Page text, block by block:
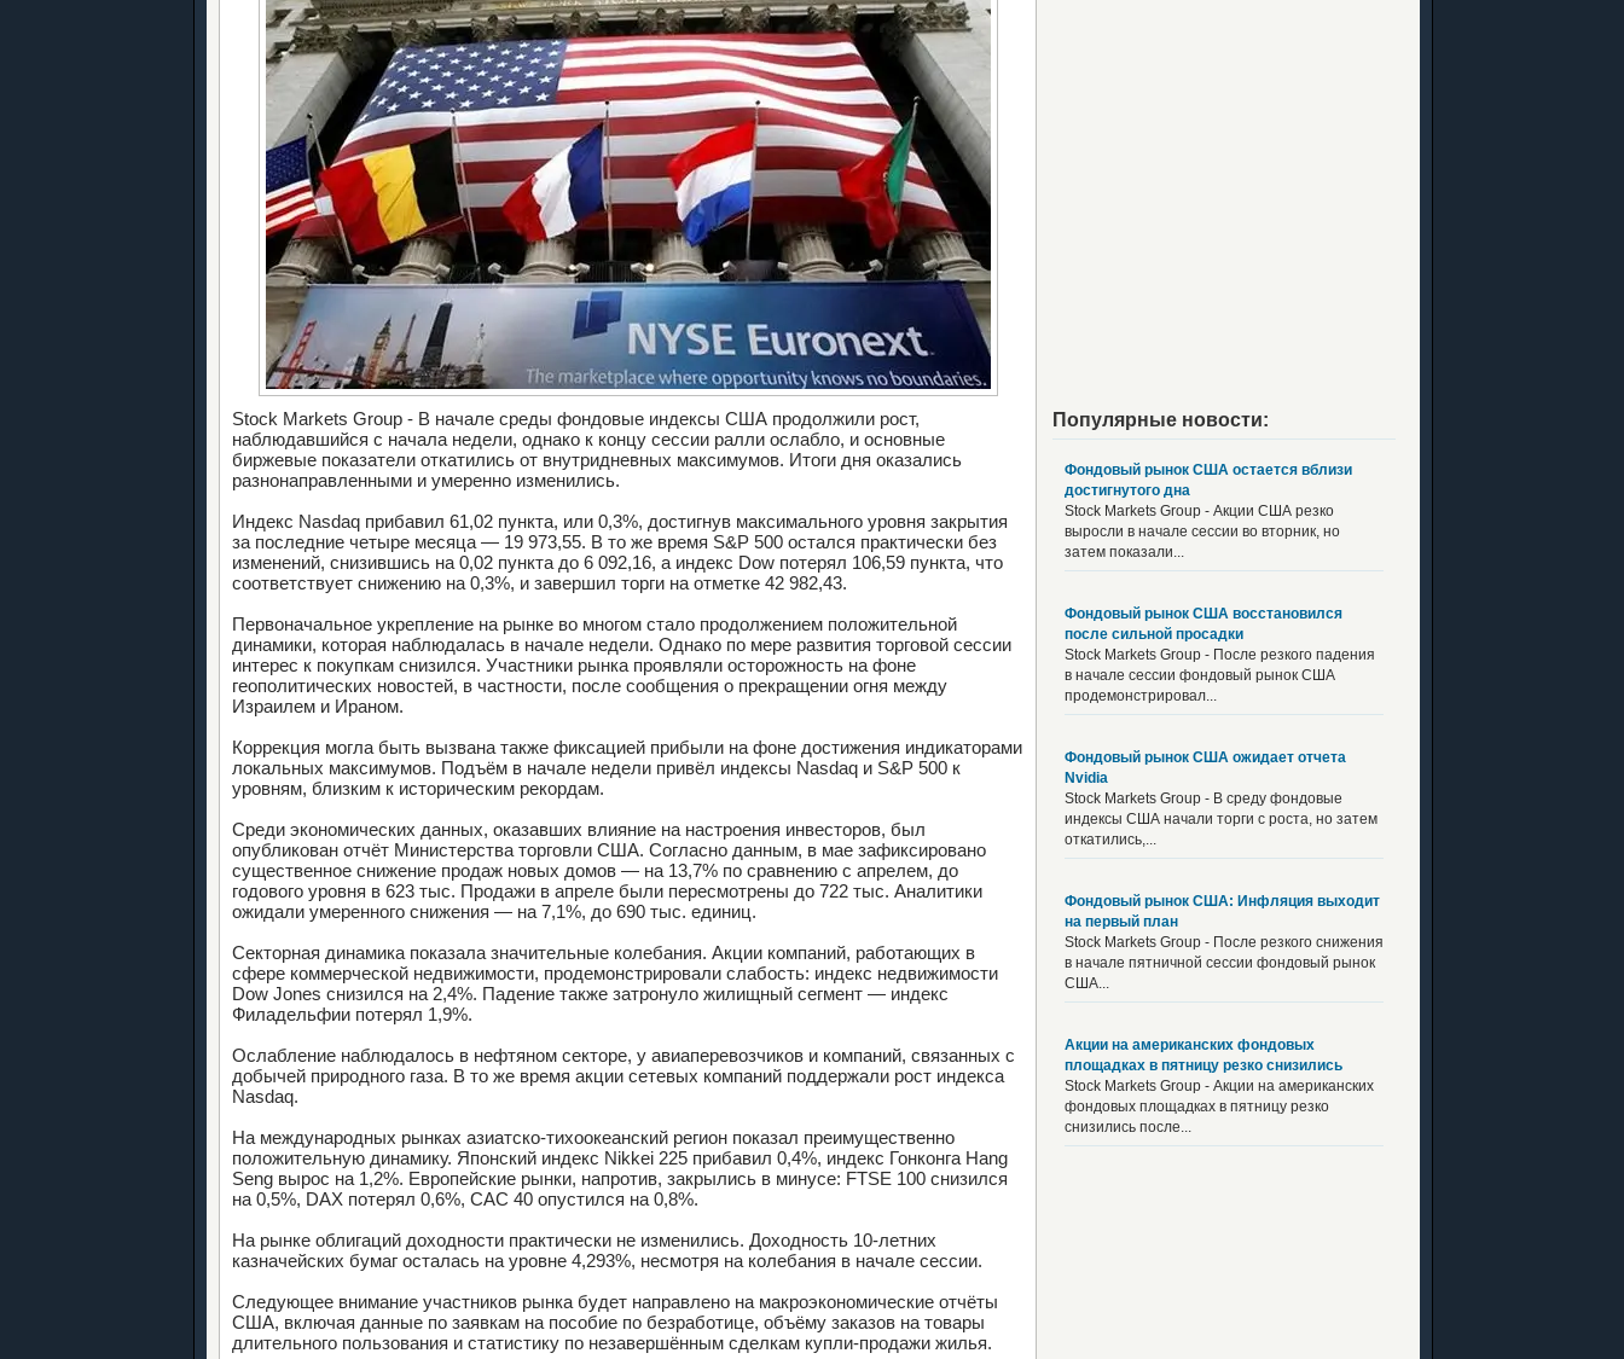
Stock Markets Group - В начале среды фондовые индексы США продолжили рост,
наблюдавшийся с начала недели, однако к концу сессии ралли ослабло, и основные
биржевые показатели откатились от внутридневных максимумов. Итоги дня оказались
разнонаправленными и умеренно изменились.
Индекс Nasdaq прибавил 61,02 пункта, или 0,3%, достигнув максимального уровня закрытия
за последние четыре месяца — 19 973,55. В то же время S&P 500 остался практически без
изменений, снизившись на 0,02 пункта до 6 092,16, а индекс Dow потерял 106,59 пункта, что
соответствует снижению на 0,3%, и завершил торги на отметке 42 982,43.
Первоначальное укрепление на рынке во многом стало продолжением положительной
динамики, которая наблюдалась в начале недели. Однако по мере развития торговой сессии
интерес к покупкам снизился. Участники рынка проявляли осторожность на фоне
геополитических новостей, в частности, после сообщения о прекращении огня между
Израилем и Ираном.
Коррекция могла быть вызвана также фиксацией прибыли на фоне достижения индикаторами
локальных максимумов. Подъём в начале недели привёл индексы Nasdaq и S&P 500 к
уровням, близким к историческим рекордам.
Среди экономических данных, оказавших влияние на настроения инвесторов, был
опубликован отчёт Министерства торговли США. Согласно данным, в мае зафиксировано
существенное снижение продаж новых домов — на 13,7% по сравнению с апрелем, до
годового уровня в 623 тыс. Продажи в апреле были пересмотрены до 722 тыс. Аналитики
ожидали умеренного снижения — на 7,1%, до 690 тыс. единиц.
Секторная динамика показала значительные колебания. Акции компаний, работающих в
сфере коммерческой недвижимости, продемонстрировали слабость: индекс недвижимости
Dow Jones снизился на 2,4%. Падение также затронуло жилищный сегмент — индекс
Филадельфии потерял 1,9%.
Ослабление наблюдалось в нефтяном секторе, у авиаперевозчиков и компаний, связанных с
добычей природного газа. В то же время акции сетевых компаний поддержали рост индекса
Nasdaq.
На международных рынках азиатско-тихоокеанский регион показал преимущественно
положительную динамику. Японский индекс Nikkei 225 прибавил 0,4%, индекс Гонконга Hang
Seng вырос на 1,2%. Европейские рынки, напротив, закрылись в минусе: FTSE 100 снизился
на 0,5%, DAX потерял 0,6%, CAC 40 опустился на 0,8%.
На рынке облигаций доходности практически не изменились. Доходность 10-летних
казначейских бумаг осталась на уровне 4,293%, несмотря на колебания в начале сессии.
Следующее внимание участников рынка будет направлено на макроэкономические отчёты
США, включая данные по заявкам на пособие по безработице, объёму заказов на товары
длительного пользования и статистику по незавершённым сделкам купли-продажи жилья.
Популярные новости:
Фондовый рынок США остается вблизи
достигнутого дна
Stock Markets Group - Акции США резко
выросли в начале сессии во вторник, но
затем показали...
Фондовый рынок США восстановился
после сильной просадки
Stock Markets Group - После резкого падения
в начале сессии фондовый рынок США
продемонстрировал...
Фондовый рынок США ожидает отчета
Nvidia
Stock Markets Group - В среду фондовые
индексы США начали торги с роста, но затем
откатились,...
Фондовый рынок США: Инфляция выходит
на первый план
Stock Markets Group - После резкого снижения
в начале пятничной сессии фондовый рынок
США...
Акции на американских фондовых
площадках в пятницу резко снизились
Stock Markets Group - Акции на американских
фондовых площадках в пятницу резко
снизились после...